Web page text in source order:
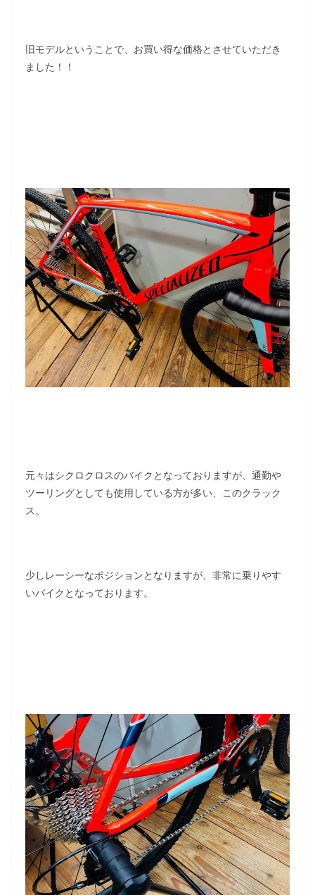
旧モデルということで、お買い得な価格とさせていただき
ました！！
元々はシクロクロスのバイクとなっておりますが、通勤や
ツーリングとしても使用している方が多い、このクラック
ス。
少しレーシーなポジションとなりますが、非常に乗りやす
いバイクとなっております。